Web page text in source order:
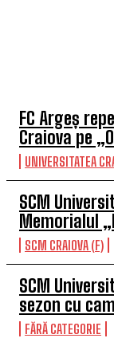
FC Argeș
Craiova pe
UNIVERSITATEA
SCM
Memorialul
SCM CRAIOVA (F)
SCM
sezon cu
FĂRĂ CATEGORIE